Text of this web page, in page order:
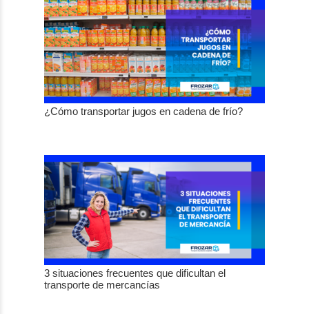
¿Cómo transportar jugos en cadena de frío?
3 situaciones frecuentes que dificultan el
transporte de mercancías